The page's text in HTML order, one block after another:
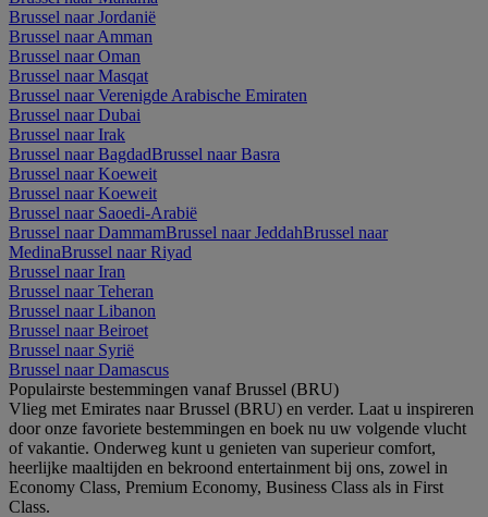
Brussel naar Jordanië
Brussel naar Amman
Brussel naar Oman
Brussel naar Masqat
Brussel naar Verenigde Arabische Emiraten
Brussel naar Dubai
Brussel naar Irak
Brussel naar BagdadBrussel naar Basra
Brussel naar Koeweit
Brussel naar Koeweit
Brussel naar Saoedi-Arabië
Brussel naar DammamBrussel naar JeddahBrussel naar
MedinaBrussel naar Riyad
Brussel naar Iran
Brussel naar Teheran
Brussel naar Libanon
Brussel naar Beiroet
Brussel naar Syrië
Brussel naar Damascus
Populairste bestemmingen vanaf Brussel (BRU)
Vlieg met Emirates naar Brussel (BRU) en verder. Laat u inspireren
door onze favoriete bestemmingen en boek nu uw volgende vlucht
of vakantie. Onderweg kunt u genieten van superieur comfort,
heerlijke maaltijden en bekroond entertainment bij ons, zowel in
Economy Class, Premium Economy, Business Class als in First
Class.